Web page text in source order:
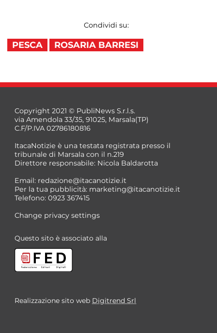
Condividi su:
PESCA ROSARIA BARRESI
Copyright 2021 © PubliNews S.r.l.s.
via Amendola 33/35, 91025, Marsala(TP)
C.F/P.IVA 02786180816
ItacaNotizie è una testata registrata presso il
tribunale di Marsala con il n.219
Direttore responsabile: Nicola Baldarotta
Email: redazione@itacanotizie.it
Per la tua pubblicità: marketing@itacanotizie.it
Telefono: 0923 367415
Change privacy settings
Questo sito è associato alla
Realizzazione sito web Digitrend Srl